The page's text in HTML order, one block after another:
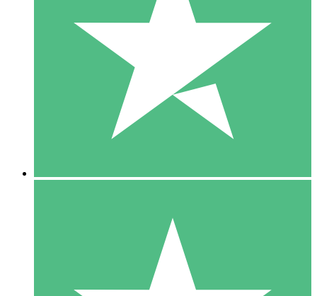
Pacchetti di Crediti Individuali
Paga a consumo con crediti di download. Nessun impegno
1 Download
10
US$1500
10 Download
20